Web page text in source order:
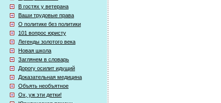
В гостях у ветерана
Ваши трудовые права
О политике без политики
101 вопрос юристу
Легенды золотого века
Новая школа
Заглянем в словарь
Дорогу осилит идущий
Доказательная медицина
Объять необъятное
Ох, уж эти детки!